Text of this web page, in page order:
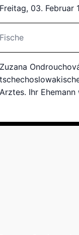
Freitag, 03. Februar
Fische
Zuzana
Arztes. Ihr